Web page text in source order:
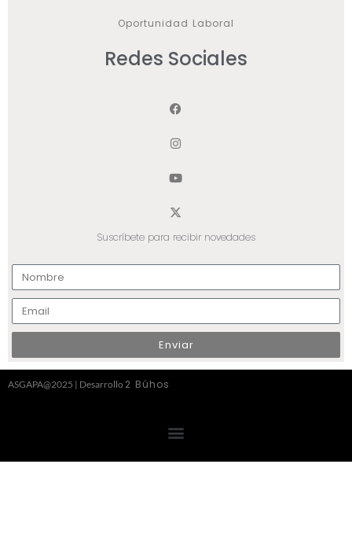
Oportunidad Laboral
Redes Sociales
Suscríbete para recibir novedades
Enviar
ASGAPA@2025 | Desarrollo 2 Búhos